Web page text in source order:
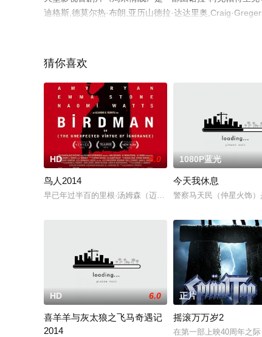
迪格斯,德莫尔热·布朗,亚历山德拉·达达里奥
上天堂电影网，更多剧情信息可移步至豆瓣电影、电视猫
猜你喜欢
HD 6.0
鸟人2014
早已年过半百的里根·汤姆森（迈克尔·基顿 Michael Keaton
1080P蓝光
今天我休息
警察马天民（仲星火饰
HD 6.0
喜羊羊与灰太狼之飞马奇遇记
2014
正片
摇滚万万岁2
在第一部上映40周年之